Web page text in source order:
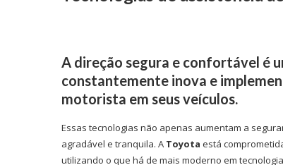
A direção segura e confortável é
constantemente inova e
motorista em seus veículos.
Essas tecnologias não apenas aumentam a
agradável e tranquila. A Toyota está
utilizando o que há de mais moderno em